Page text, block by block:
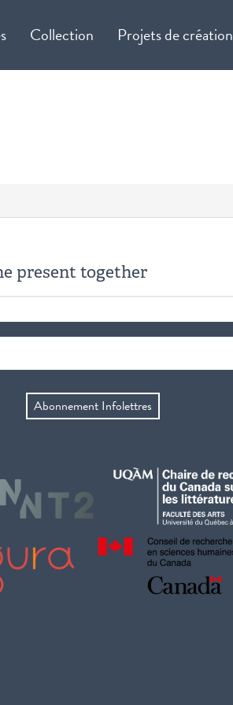
Collection Projets de création
present together
Abonnement Infolettres